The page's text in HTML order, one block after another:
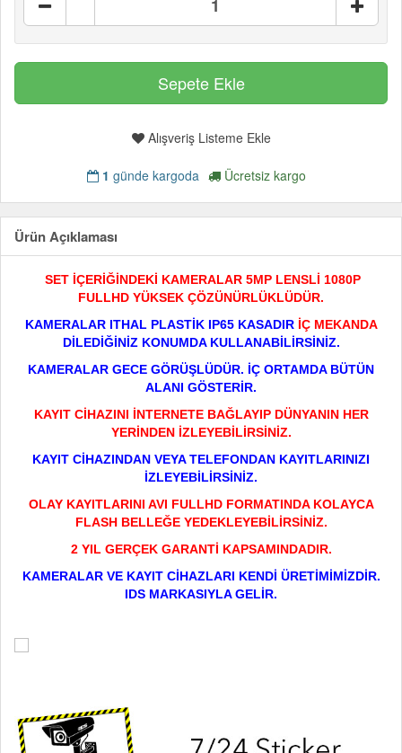
Alışveriş Listeme Ekle
1 günde kargoda Ücretsiz kargo
Ürün Açıklaması
SET İÇERİĞİNDEKİ KAMERALAR 5MP LENSLİ 1080P
FULLHD YÜKSEK ÇÖZÜNÜRLÜKLÜDÜR.
KAMERALAR ITHAL PLASTİK IP65 KASADIR İÇ MEKANDA
DİLEDİĞİNİZ KONUMDA KULLANABİLİRSİNİZ.
KAMERALAR GECE GÖRÜŞLÜDÜR. İÇ ORTAMDA BÜTÜN
ALANI GÖSTERİR.
KAYIT CİHAZINI İNTERNETE BAĞLAYIP DÜNYANIN HER
YERİNDEN İZLEYEBİLİRSİNİZ.
KAYIT CİHAZINDAN VEYA TELEFONDAN KAYITLARINIZI
İZLEYEBİLİRSİNİZ.
OLAY KAYITLARINI AVI FULLHD FORMATINDA KOLAYCA
FLASH BELLEĞE YEDEKLEYEBİLİRSİNİZ.
2 YIL GERÇEK GARANTİ KAPSAMINDADIR.
KAMERALAR VE KAYIT CİHAZLARI KENDİ ÜRETİMİMİZDİR.
IDS MARKASIYLA GELİR.